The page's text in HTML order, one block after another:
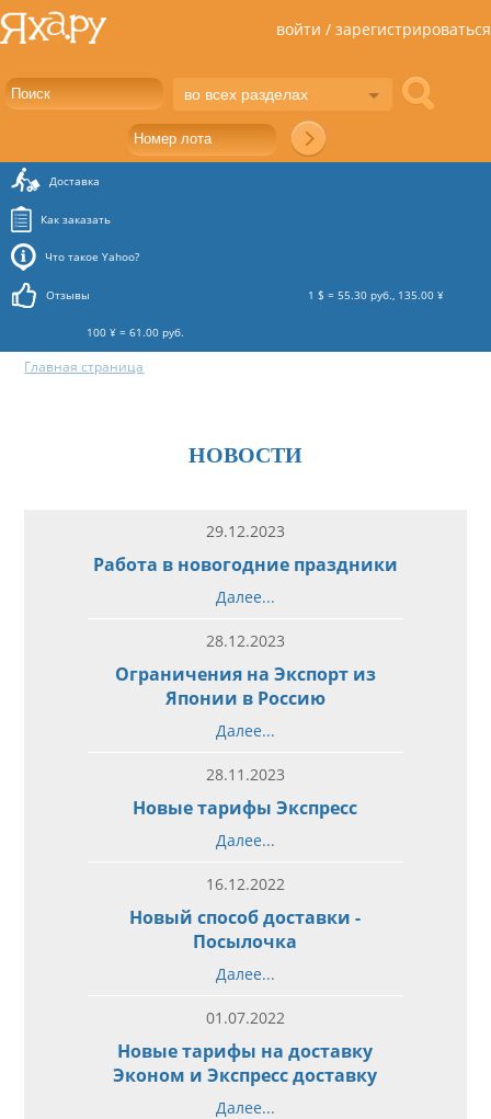
во всех разделах
войти / зарегистрироваться
Доставка
Как заказать
Что такое Yahoo?
Отзывы
100 ¥ = 61.00 руб.
1 $ = 55.30 руб., 135.00 ¥
Главная страница
НОВОСТИ
29.12.2023
Работа в новогодние праздники
Далее...
28.12.2023
Ограничения на Экспорт из
Японии в Россию
Далее...
28.11.2023
Новые тарифы Экспресс
Далее...
16.12.2022
Новый способ доставки -
Посылочка
Далее...
01.07.2022
Новые тарифы на доставку
Эконом и Экспресс доставку
Далее...